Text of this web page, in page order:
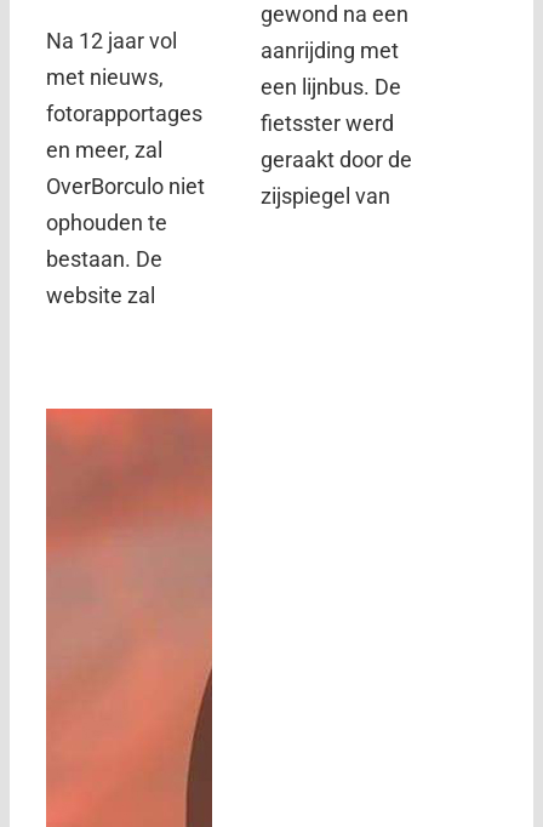
Na 12 jaar vol
met nieuws,
fotorapportages
en meer, zal
OverBorculo niet
ophouden te
bestaan. De
website zal
gewond na een
aanrijding met
een lijnbus. De
fietsster werd
geraakt door de
zijspiegel van